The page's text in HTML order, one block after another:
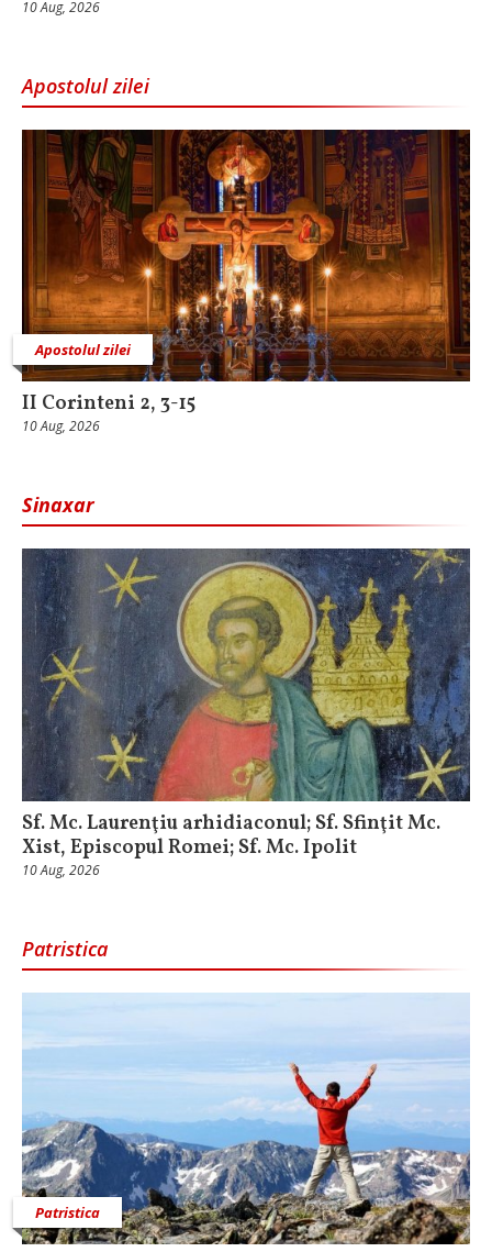
10 Aug, 2026
Apostolul zilei
Apostolul zilei
II Corinteni 2, 3-15
10 Aug, 2026
Sinaxar
Sf. Mc. Laurenţiu arhidiaconul; Sf. Sfinţit Mc.
Xist, Episcopul Romei; Sf. Mc. Ipolit
10 Aug, 2026
Patristica
Patristica